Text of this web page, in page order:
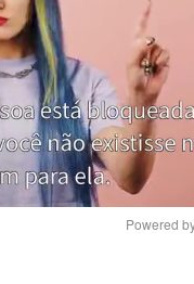
Powered